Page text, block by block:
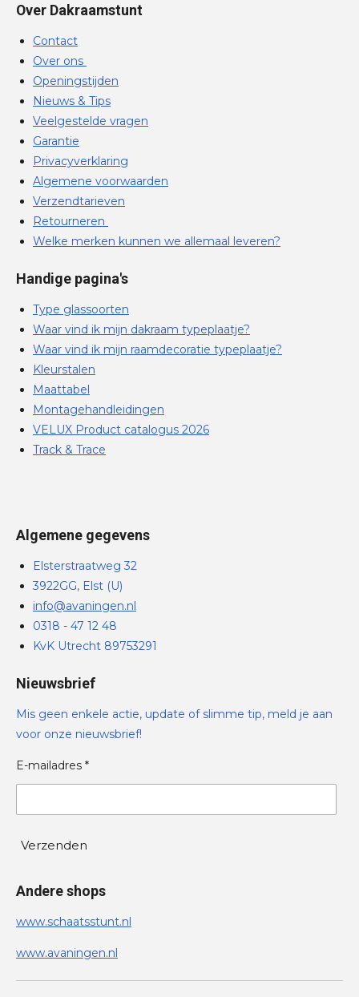
Over Dakraamstunt
Contact
Over ons
Openingstijden
Nieuws & Tips
Veelgestelde vragen
Garantie
Privacyverklaring
Algemene voorwaarden
Verzendtarieven
Retourneren
Welke merken kunnen we allemaal leveren?
Handige pagina's
Type glassoorten
Waar vind ik mijn dakraam typeplaatje?
Waar vind ik mijn raamdecoratie typeplaatje?
Kleurstalen
Maattabel
Montagehandleidingen
VELUX Product catalogus 2026
Track & Trace
Algemene gegevens
Elsterstraatweg 32
3922GG, Elst (U)
info@avaningen.nl
0318 - 47 12 48
KvK Utrecht 89753291
Nieuwsbrief
Mis geen enkele actie, update of slimme tip, meld je aan
voor onze nieuwsbrief!
E-mailadres *
Verzenden
Andere shops
www.schaatsstunt.nl
www.avaningen.nl